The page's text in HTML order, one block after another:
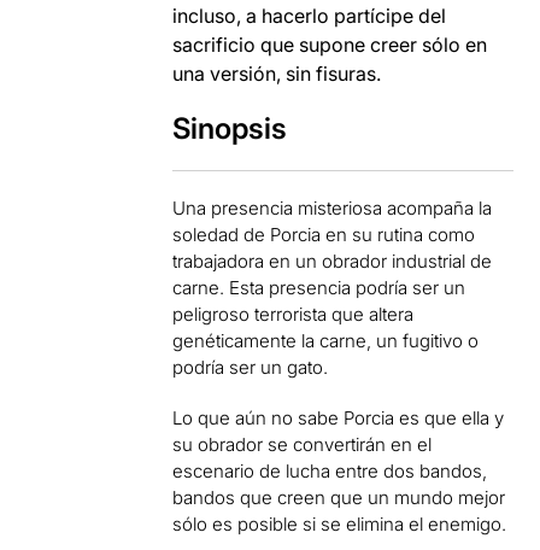
incluso, a hacerlo partícipe del
sacrificio que supone creer sólo en
una versión, sin fisuras.
Sinopsis
Una presencia misteriosa acompaña la
soledad de Porcia en su rutina como
trabajadora en un obrador industrial de
carne. Esta presencia podría ser un
peligroso terrorista que altera
genéticamente la carne, un fugitivo o
podría ser un gato.
Lo que aún no sabe Porcia es que ella y
su obrador se convertirán en el
escenario de lucha entre dos bandos,
bandos que creen que un mundo mejor
sólo es posible si se elimina el enemigo.